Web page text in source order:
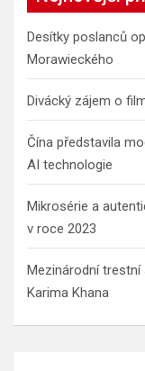
Desítky poslanců
Morawieckého
Divácký zájem o
Čína představila
AI technologie
Mikrosérie a
v roce 2023
Mezinárodní
Karima Khana